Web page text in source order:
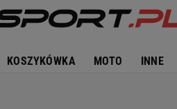
KOSZYKÓWKA MOTO INNE